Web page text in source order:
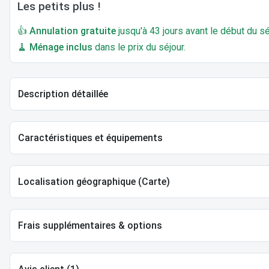
Les petits plus !
👍 Annulation gratuite jusqu'à 43 jours avant le début du
🧹 Ménage inclus dans le prix du séjour.
Description détaillée
Caractéristiques et équipements
Localisation géographique (Carte)
Frais supplémentaires & options